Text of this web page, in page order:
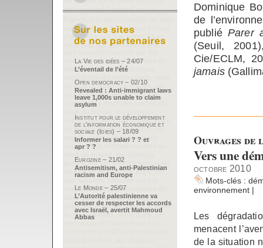
Dominique
de
publiéParer
(Seuil,
Cie/ECLM,
jamais
Ouvrages
Vers une
octobre 2010
Mots-clés :
environnement |
Les
menacent
de la situation
La Vie des idées – 24/07
L’éventail de l’été
Open democracy – 02/10
Revealed : Anti-immigrant laws
leave 1,000s unable to claim
asylum
Institut pour le développement
de l’information économique et
sociale (Idies) – 18/09
Informer les salari ? ? et
apr ? ?
Eurozine – 21/02
Antisemitism, anti-Palestinian
racism and Europe
Le Monde – 25/07
L’Autorité palestinienne va
cesser de respecter les accords
avec Israël, avertit Mahmoud
Abbas